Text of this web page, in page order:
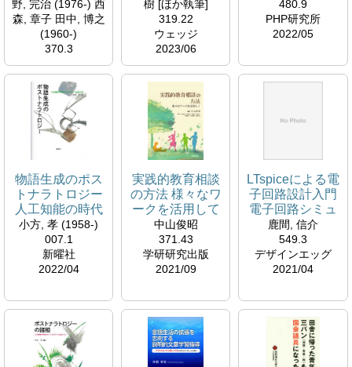
野, 完治 (1976-) 西
森, 章子 田中, 博之
(1960-)
370.3
一莖書房
樹 [ほか執筆]
319.22
ウェッジ
2023/06
480.9
PHP研究所
2022/05
物語生成のポス
トナラトロジー
人工知能の時代
のナラトロジー
に向けて
小方, 孝 (1958-)
007.1
新曜社
2022/04
実践的教育相談
の方法 様々なワ
ークを活用して
中山俊昭
371.43
学研研究出版
2021/09
LTspiceによる電
子回路設計入門
電子回路シミュ
レータ
鹿間, 信介
549.3
デザインエッグ
2021/04